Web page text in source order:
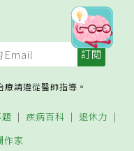
請遵從醫師指導。
疾病百科
退休力
作家